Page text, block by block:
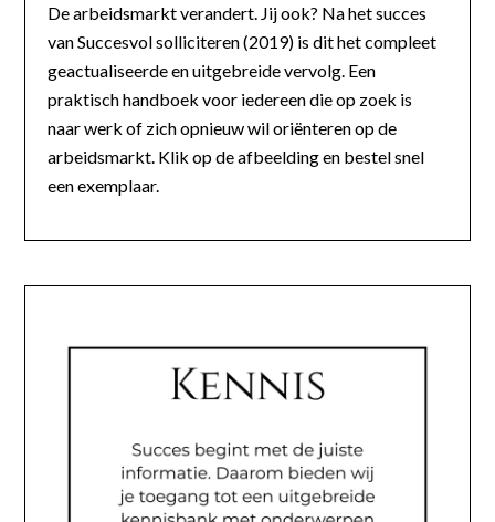
De arbeidsmarkt verandert. Jij ook? Na het succes
van Succesvol solliciteren (2019) is dit het compleet
geactualiseerde en uitgebreide vervolg. Een
praktisch handboek voor iedereen die op zoek is
naar werk of zich opnieuw wil oriënteren op de
arbeidsmarkt. Klik op de afbeelding en bestel snel
een exemplaar.